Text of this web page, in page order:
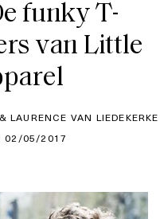
funky T-
van Little
LAURENCE VAN LIEDEKERKE
: 02/05/2017